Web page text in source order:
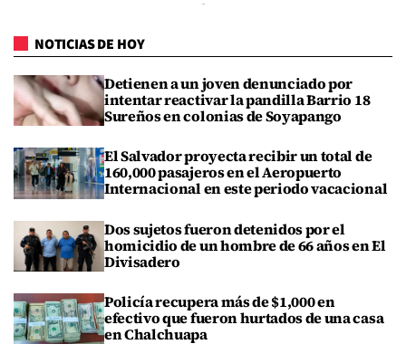
NOTICIAS DE HOY
Detienen a un joven denunciado por
intentar reactivar la pandilla Barrio 18
Sureños en colonias de Soyapango
El Salvador proyecta recibir un total de
160,000 pasajeros en el Aeropuerto
Internacional en este periodo vacacional
Dos sujetos fueron detenidos por el
homicidio de un hombre de 66 años en El
Divisadero
Policía recupera más de $1,000 en
efectivo que fueron hurtados de una casa
en Chalchuapa